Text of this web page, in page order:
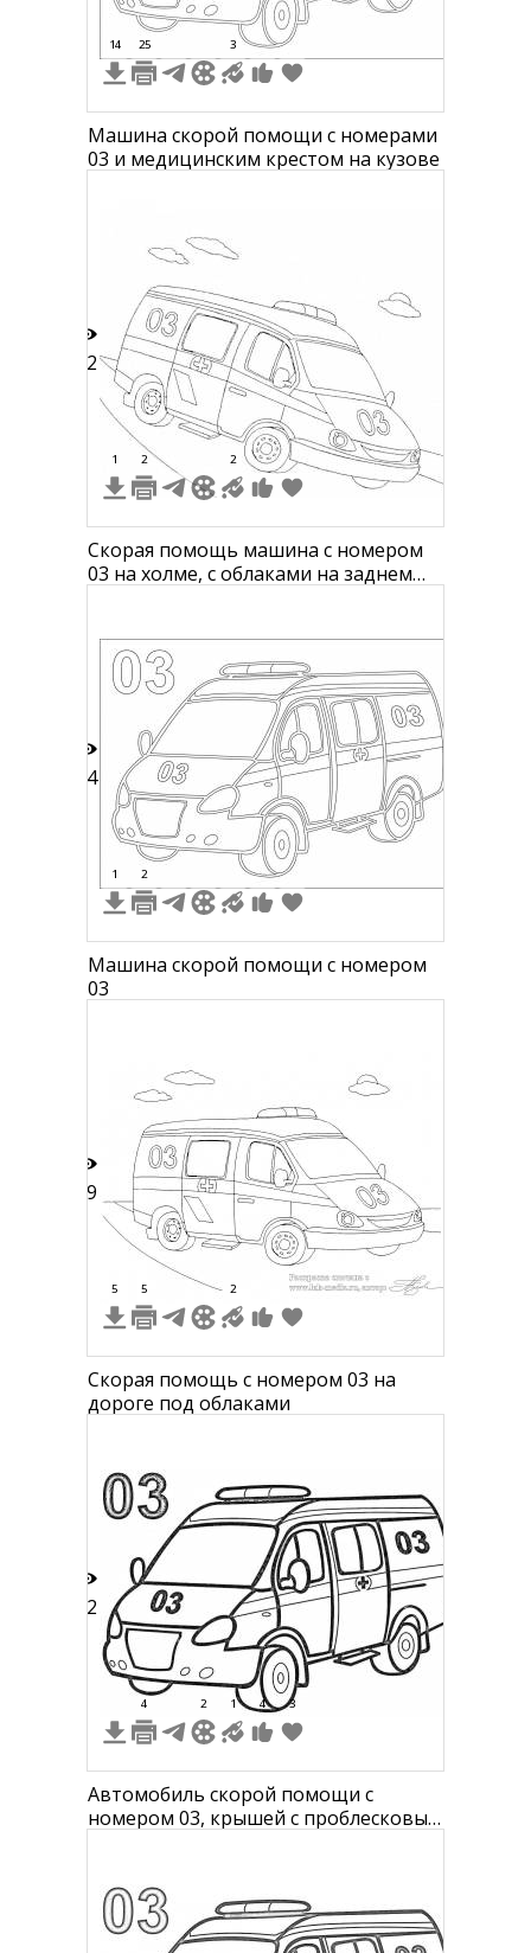
14 25 3
Машина скорой помощи с номерами
03 и медицинским крестом на кузове
12
1 2 2
Скорая помощь машина с номером
03 на холме, с облаками на заднем
14
1 2
Машина скорой помощи с номером
03
29
5 5 2
Скорая помощь с номером 03 на
дороге под облаками
22
4 2 1 4 3
Автомобиль скорой помощи с
номером 03, крышей с проблесковым